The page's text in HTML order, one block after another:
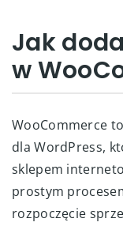
Jak
w
WooCommerce
dla WordPress,
sklepem
prostym
rozpoczęcie